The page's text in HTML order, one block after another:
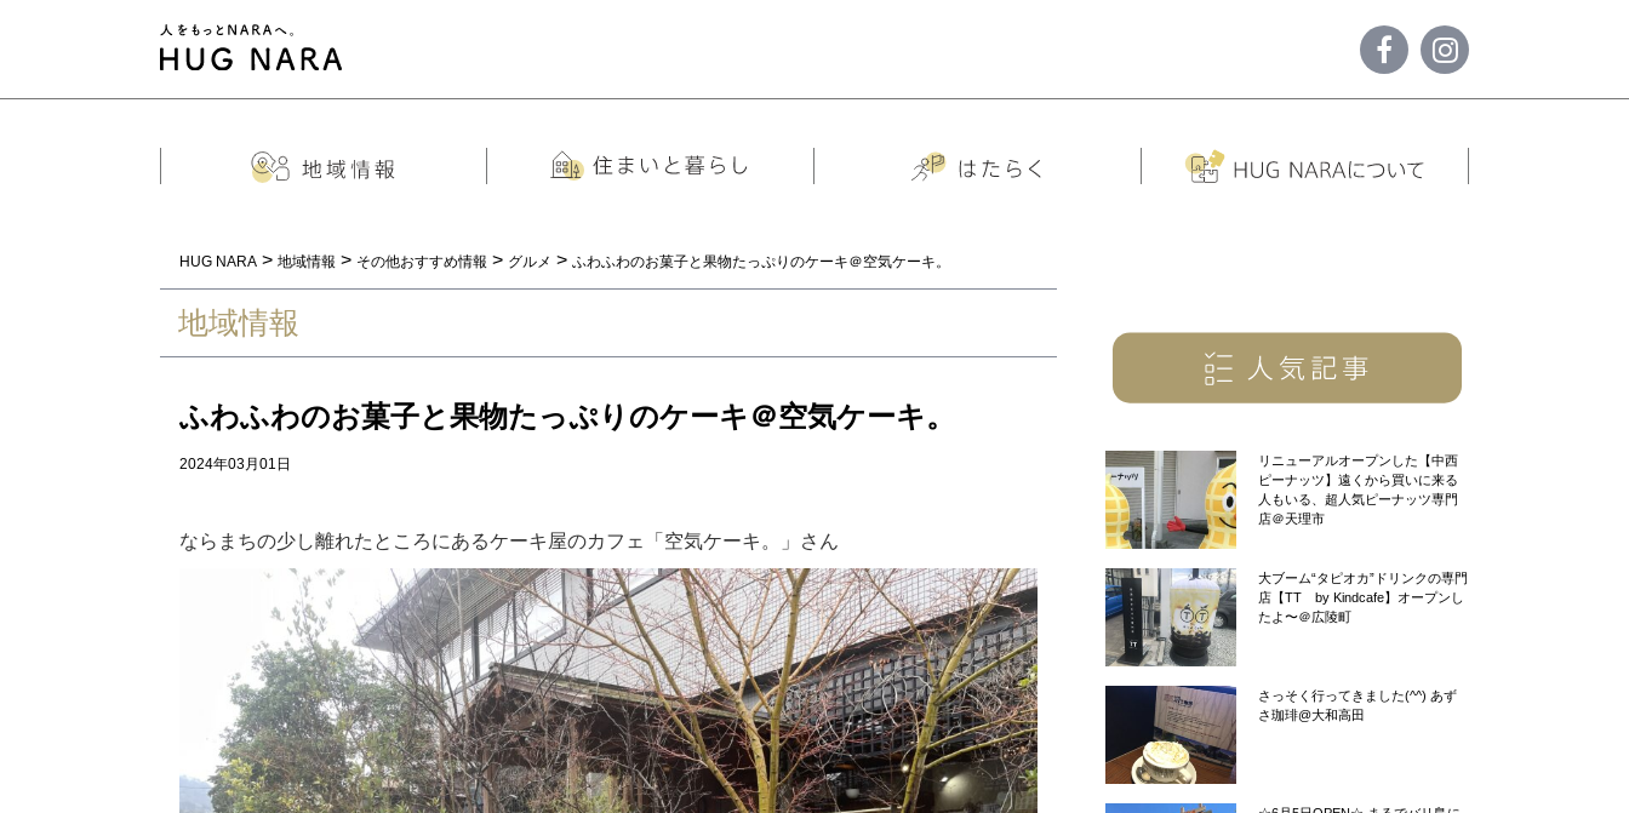
HUG NARA > 地域情報 > その他おすすめ情報 > グルメ > ふわふわのお菓子と果物たっぷりのケーキ＠空気ケーキ。
地域情報
ふわふわのお菓子と果物たっぷりのケーキ＠空気ケーキ。
2024年03月01日
ならまちの少し離れたところにあるケーキ屋のカフェ「空気ケーキ。」さん
リニューアルオープンした【中西
ピーナッツ】遠くから買いに来る
人もいる、超人気ピーナッツ専門
店＠天理市
大ブーム“タピオカ”ドリンクの専門
店【TT by Kindcafe】オープンし
たよ〜＠広陵町
さっそく行ってきました(^^) あず
さ珈琲@大和高田